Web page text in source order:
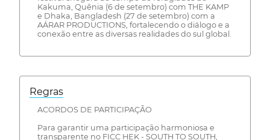
Kakuma, Quênia (6 de setembro) com THE KAMP
e Dhaka, Bangladesh (27 de setembro) com a
AÁRAR PRODUCTIONS, fortalecendo o diálogo e a
conexão entre as diversas realidades do sul global.
Regras
ACORDOS DE PARTICIPAÇÃO
Para garantir uma participação harmoniosa e
transparente no FICC HEK - SOUTH TO SOUTH,